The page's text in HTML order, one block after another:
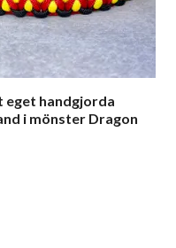
eget handgjorda
i mönster Dragon